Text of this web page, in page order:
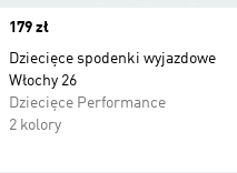
Price
179 zł
Dziecięce spodenki wyjazdowe
Włochy 26
Dziecięce Performance
2 kolory